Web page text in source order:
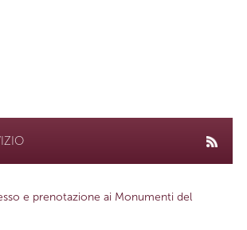
e prenotazione ai Monumenti del